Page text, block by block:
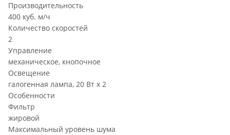
Производительность
400 куб. м/ч
Количество скоростей
2
Управление
механическое, кнопочное
Освещение
галогенная лампа, 20 Вт х 2
Особенности
Фильтр
жировой
Максимальный уровень шума